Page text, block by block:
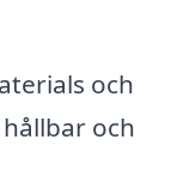
och
och